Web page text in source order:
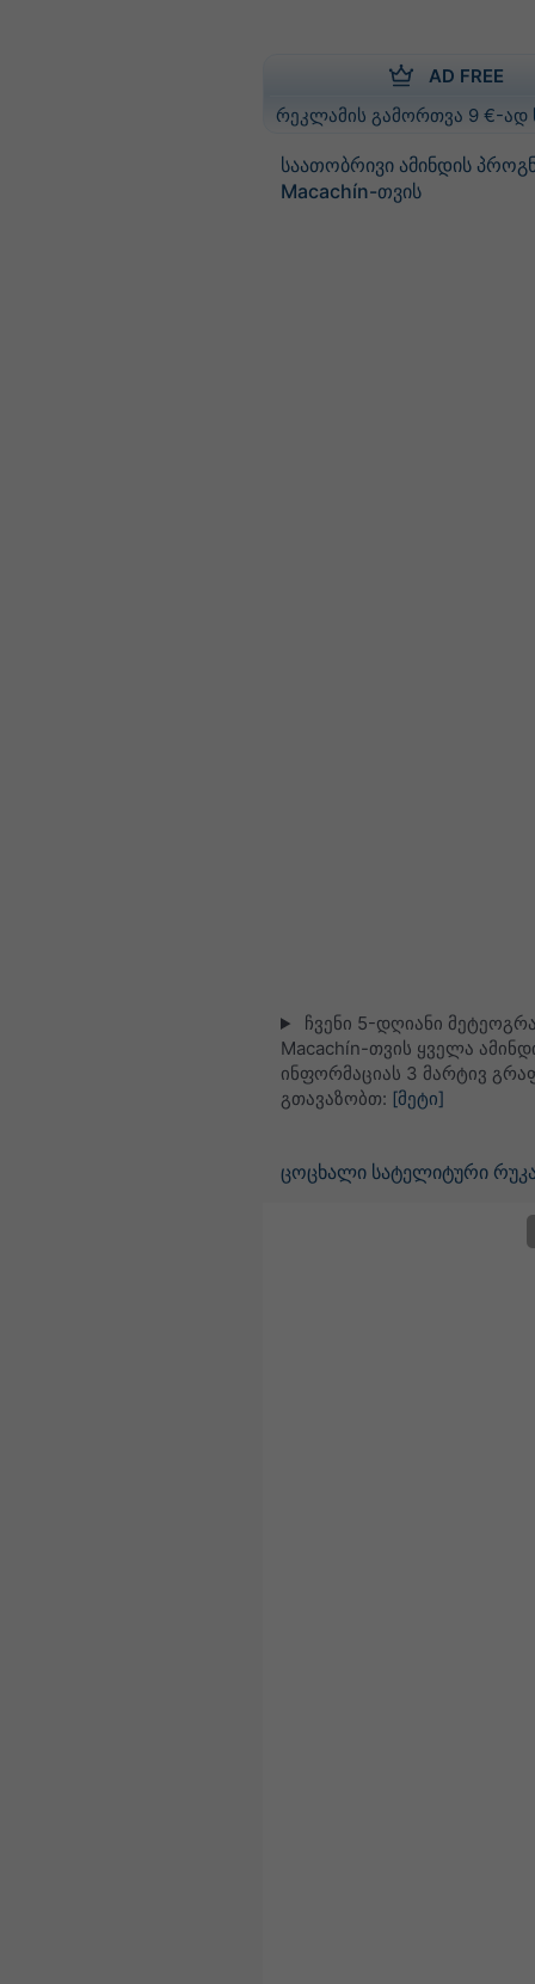
AD FREE
რეკლამის გამორთვა 9 €-ად
საათობრივი ამინდის
Macachín-თვის
ჩვენი 5-დღიანი
Macachín-თვის ყველა
ინფორმაციას 3 მარტივ
გთავაზობთ: [მეტი]
ცოცხალი სატელიტური